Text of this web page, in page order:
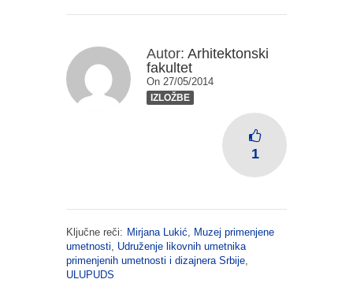
Autor: Arhitektonski
fakultet
On 27/05/2014
IZLOŽBE
1
Ključne reči: Mirjana Lukić, Muzej primenjene
umetnosti, Udruženje likovnih umetnika
primenjenih umetnosti i dizajnera Srbije,
ULUPUDS